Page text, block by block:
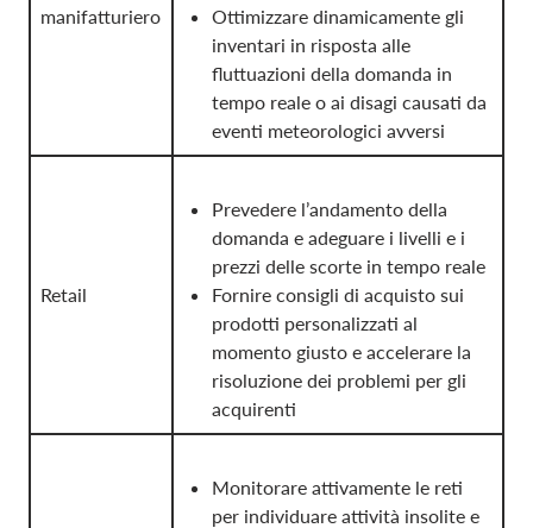
manifatturiero
Ottimizzare dinamicamente gli
inventari in risposta alle
fluttuazioni della domanda in
tempo reale o ai disagi causati da
eventi meteorologici avversi
Retail
Prevedere l’andamento della
domanda e adeguare i livelli e i
prezzi delle scorte in tempo reale
Fornire consigli di acquisto sui
prodotti personalizzati al
momento giusto e accelerare la
risoluzione dei problemi per gli
acquirenti
Monitorare attivamente le reti
per individuare attività insolite e